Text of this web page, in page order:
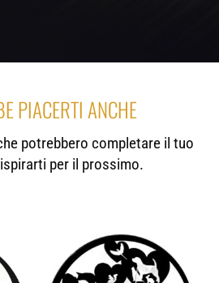
PIACERTI ANCHE
potrebbero completare il tuo
per il prossimo.